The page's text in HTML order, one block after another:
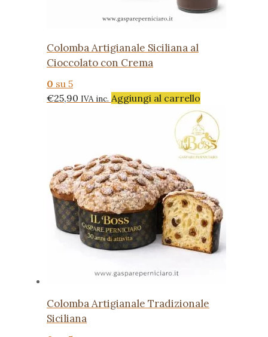
Colomba Artigianale Siciliana al
Cioccolato con Crema
0 su 5
€25,90 IVA inc. Aggiungi al carrello
Colomba Artigianale Tradizionale
Siciliana